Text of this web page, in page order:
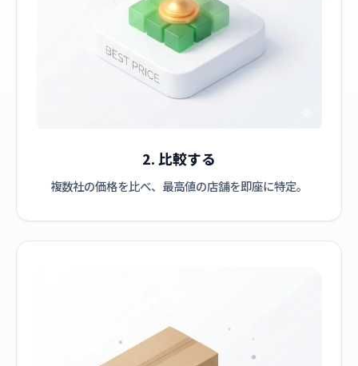
2. 比較する
複数社の価格を比べ、最高値の店舗を即座に特定。